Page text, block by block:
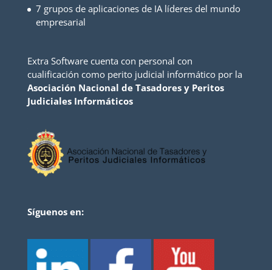
7 grupos de aplicaciones de IA líderes del mundo
empresarial
Extra Software cuenta con personal con
cualificación como perito judicial informático por la
Asociación Nacional de Tasadores y Peritos
Judiciales Informáticos
Síguenos en: